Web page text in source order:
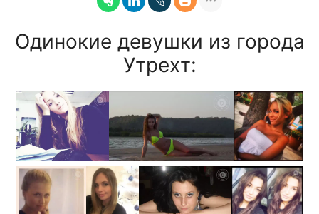
Одинокие девушки из города
Утрехт: